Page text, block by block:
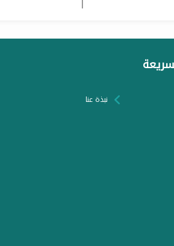
نبذة عنا